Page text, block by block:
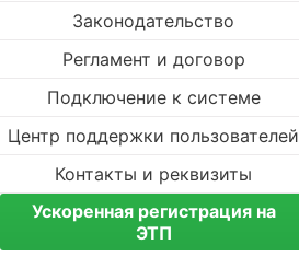
Законодательство
Регламент и договор
Подключение к системе
Центр поддержки пользователей
Контакты и реквизиты
Ускоренная регистрация на
ЭТП